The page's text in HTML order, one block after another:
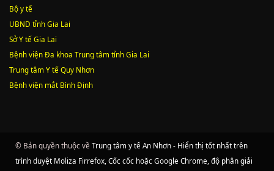
Bộ y tế
UBND tỉnh Gia Lai
Sở Y tế Gia Lai
Bệnh viện Đa khoa Trung tâm tỉnh Gia Lai
Trung tâm Y tế Quy Nhơn
Bệnh viện mắt Bình Định
© Bản quyền thuộc về Trung tâm y tế An Nhơn - Hiển thị tốt nhất trên
trình duyệt Moliza Firrefox, Cốc cốc hoặc Google Chrome, độ phân giải